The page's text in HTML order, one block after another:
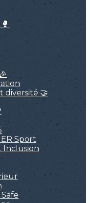
diversité 🤝
Sport
Inclusion